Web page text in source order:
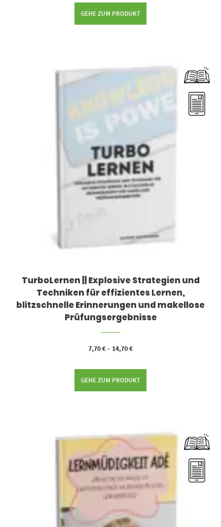
GEHE ZUM PRODUKT
TurboLernen || Explosive Strategien und
Techniken für effizientes Lernen,
blitzschnelle Erinnerungen und makellose
Prüfungsergebnisse
7,70€– 14,70€
GEHE ZUM PRODUKT